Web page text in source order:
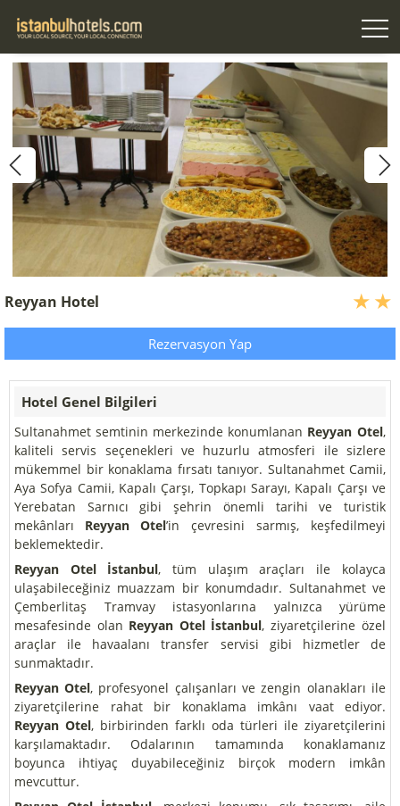
Reyyan Hotel
Rezervasyon Yap
Hotel Genel Bilgileri
Sultanahmet semtinin merkezinde konumlanan Reyyan Otel,
kaliteli servis seçenekleri ve huzurlu atmosferi ile sizlere
mükemmel bir konaklama fırsatı tanıyor. Sultanahmet Camii,
Aya Sofya Camii, Kapalı Çarşı, Topkapı Sarayı, Kapalı Çarşı ve
Yerebatan Sarnıcı gibi şehrin önemli tarihi ve turistik
mekânları Reyyan Otel’in çevresini sarmış, keşfedilmeyi
beklemektedir.
Reyyan Otel İstanbul, tüm ulaşım araçları ile kolayca
ulaşabileceğiniz muazzam bir konumdadır. Sultanahmet ve
Çemberlitaş Tramvay istasyonlarına yalnızca yürüme
mesafesinde olan Reyyan Otel İstanbul, ziyaretçilerine özel
araçlar ile havaalanı transfer servisi gibi hizmetler de
sunmaktadır.
Reyyan Otel, profesyonel çalışanları ve zengin olanakları ile
ziyaretçilerine rahat bir konaklama imkânı vaat ediyor.
Reyyan Otel, birbirinden farklı oda türleri ile ziyaretçilerini
karşılamaktadır. Odalarının tamamında konaklamanız
boyunca ihtiyaç duyabileceğiniz birçok modern imkân
mevcuttur.